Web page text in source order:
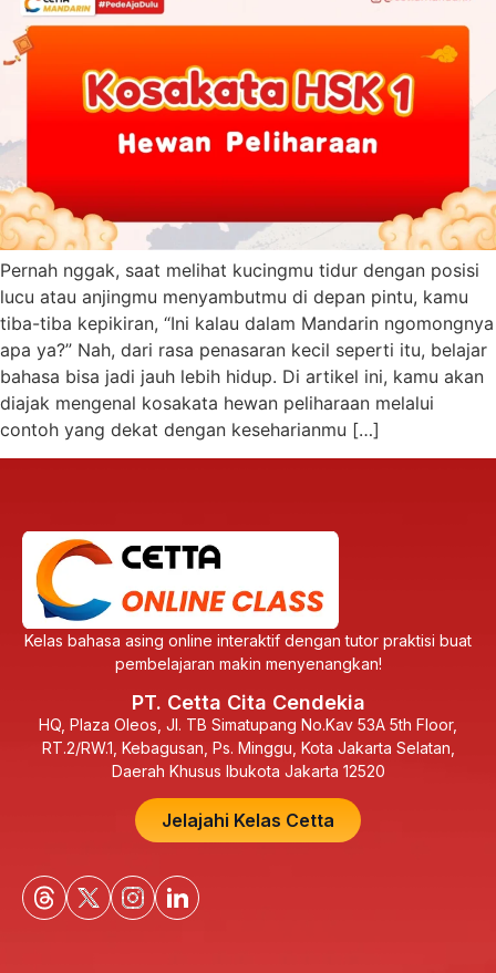
Pernah nggak, saat melihat kucingmu tidur dengan posisi
lucu atau anjingmu menyambutmu di depan pintu, kamu
tiba-tiba kepikiran, “Ini kalau dalam Mandarin ngomongnya
apa ya?” Nah, dari rasa penasaran kecil seperti itu, belajar
bahasa bisa jadi jauh lebih hidup. Di artikel ini, kamu akan
diajak mengenal kosakata hewan peliharaan melalui
contoh yang dekat dengan keseharianmu […]
Kelas bahasa asing online interaktif dengan tutor praktisi buat
pembelajaran makin menyenangkan!
PT. Cetta Cita Cendekia
HQ, Plaza Oleos, Jl. TB Simatupang No.Kav 53A 5th Floor,
RT.2/RW.1, Kebagusan, Ps. Minggu, Kota Jakarta Selatan,
Daerah Khusus Ibukota Jakarta 12520
Jelajahi Kelas Cetta